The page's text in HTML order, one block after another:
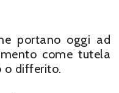
portano oggi ad
come tutela
o differito.